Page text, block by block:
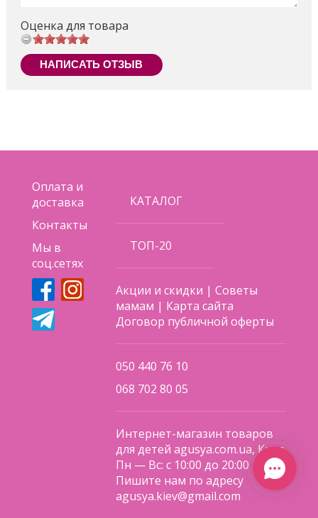
Оценка для товара
НАПИСАТЬ ОТЗЫВ
Оплата и
доставка
Контакты
Мы в
соц.сетях
КАТАЛОГ
ТОП-20
Акции и скидки |Советы
мамам | Карта сайта
Договор публичной оферты
050 440 76 10
068 702 80 05
Интернет-магазин товаров
для детей agusya.com.ua, Киев
Пн — Вс: с 10:00 до 20:00
Пишите нам по адресу
agusya.kiev@gmail.com